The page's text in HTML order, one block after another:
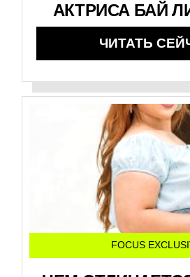
АКТРИСА БАЙ
ЧИТАТЬ
FOCUS